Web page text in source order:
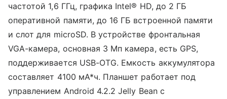
частотой 1,6 ГГц, графика Intel® HD, до 2 ГБ
оперативной памяти, до 16 ГБ встроенной памяти
и слот для microSD. В устройстве фронтальная
VGA-камера, основная 3 Мп камера, есть GPS,
поддерживается USB-OTG. Емкость аккумулятора
составляет 4100 мА*ч. Планшет работает под
управлением Android 4.2.2 Jelly Bean с